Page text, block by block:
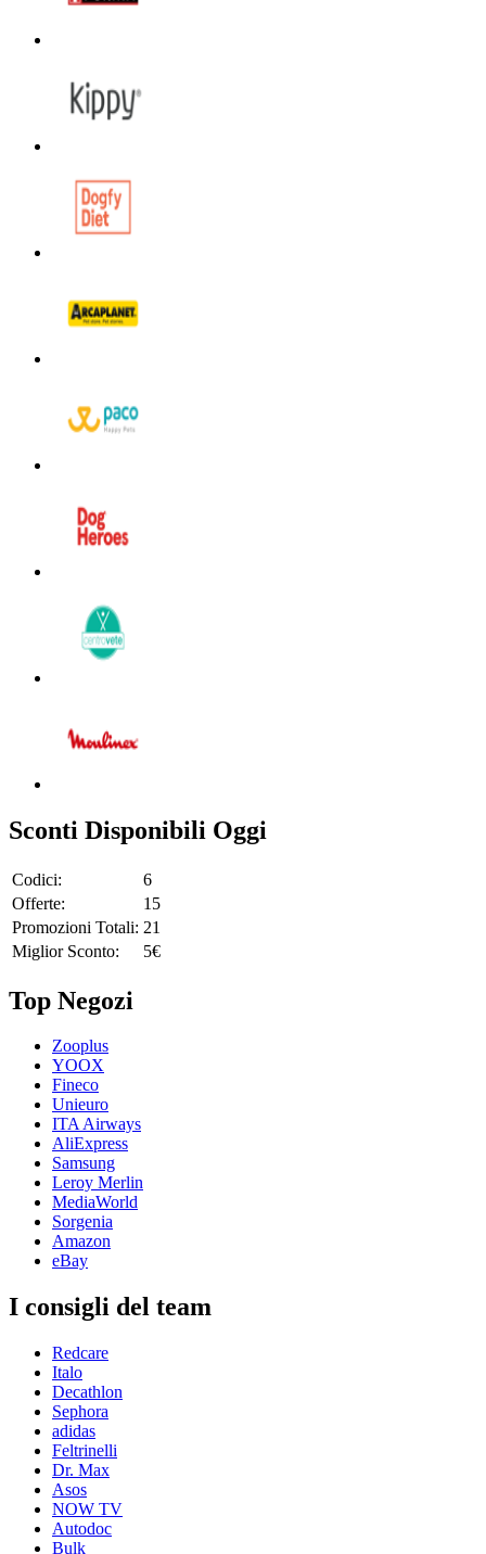
Sconti Disponibili Oggi
Codici:
6
Offerte:
15
Promozioni Totali: 21
Miglior Sconto:
5€
Top Negozi
Zooplus
YOOX
Fineco
Unieuro
ITA Airways
AliExpress
Samsung
Leroy Merlin
MediaWorld
Sorgenia
Amazon
eBay
I consigli del team
Redcare
Italo
Decathlon
Sephora
adidas
Feltrinelli
Dr. Max
Asos
NOW TV
Autodoc
Bulk